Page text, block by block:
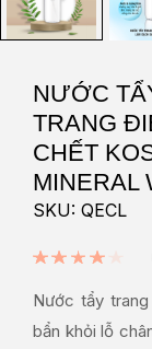
NƯỚC
TRANG
CHẾT
MINERAL
SKU: QECL
Nước tẩy
bẩn khỏi lỗ